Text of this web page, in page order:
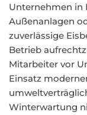
Unternehmen in
Außenanlagen
zuverlässige
Betrieb
Mitarbeiter vor
Einsatz
Winterwartung